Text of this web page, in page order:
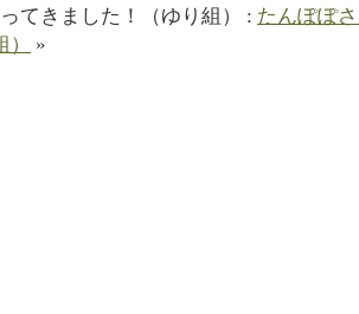
てきました！（ゆり組） : たんぽぽ
»